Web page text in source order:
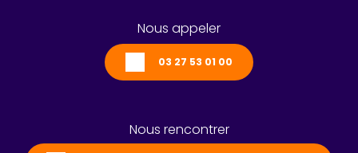
Nous appeler
03 27 53 01 00
Nous rencontrer